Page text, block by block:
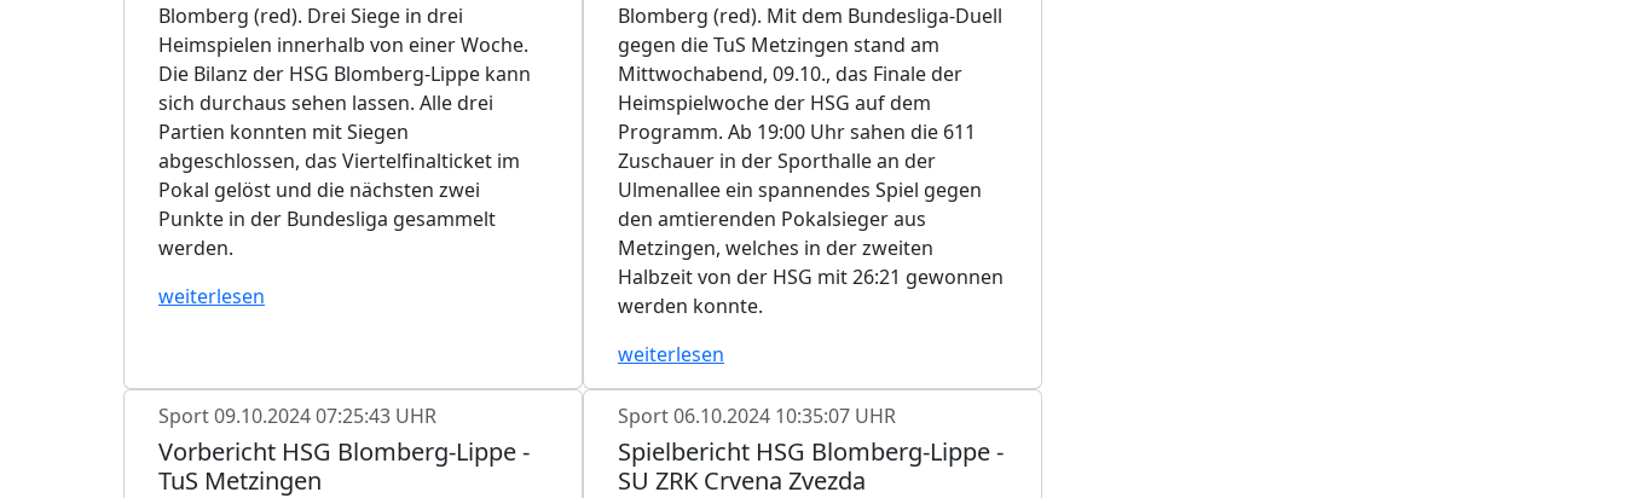
Blomberg (red). Drei Siege in drei
Heimspielen innerhalb von einer Woche.
Die Bilanz der HSG Blomberg-Lippe kann
sich durchaus sehen lassen. Alle drei
Partien konnten mit Siegen
abgeschlossen, das Viertelfinalticket im
Pokal gelöst und die nächsten zwei
Punkte in der Bundesliga gesammelt
werden.
weiterlesen
Blomberg (red). Mit dem Bundesliga-Duell
gegen die TuS Metzingen stand am
Mittwochabend, 09.10., das Finale der
Heimspielwoche der HSG auf dem
Programm. Ab 19:00 Uhr sahen die 611
Zuschauer in der Sporthalle an der
Ulmenallee ein spannendes Spiel gegen
den amtierenden Pokalsieger aus
Metzingen, welches in der zweiten
Halbzeit von der HSG mit 26:21 gewonnen
werden konnte.
weiterlesen
Sport09.10.2024 07:25:43 UHR
Vorbericht HSG Blomberg-Lippe -
TuS Metzingen
Sport06.10.2024 10:35:07 UHR
Spielbericht HSG Blomberg-Lippe -
SU ZRK Crvena Zvezda